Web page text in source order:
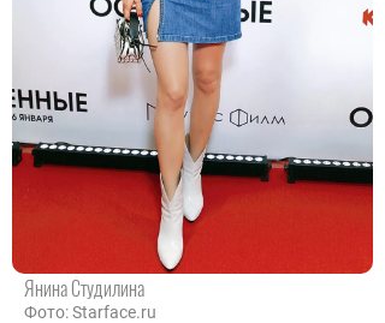
Янина Студилина
Фото: Starface.ru